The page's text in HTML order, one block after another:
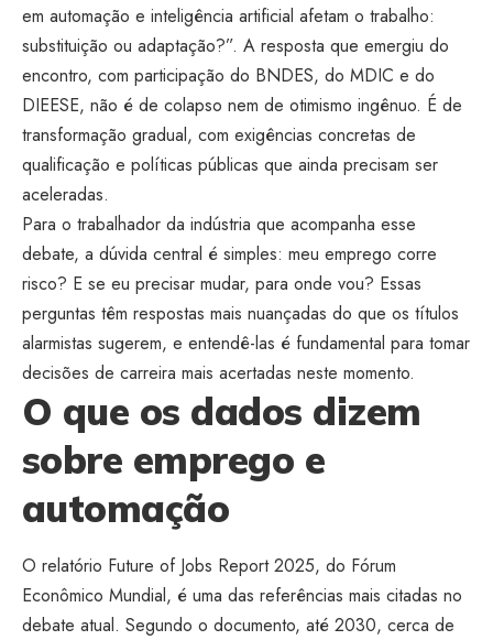
em automação e inteligência artificial afetam o trabalho:
substituição ou adaptação?”. A resposta que emergiu do
encontro, com participação do BNDES, do MDIC e do
DIEESE, não é de colapso nem de otimismo ingênuo. É de
transformação gradual, com exigências concretas de
qualificação e políticas públicas que ainda precisam ser
aceleradas.
Para o trabalhador da indústria que acompanha esse
debate, a dúvida central é simples: meu emprego corre
risco? E se eu precisar mudar, para onde vou? Essas
perguntas têm respostas mais nuançadas do que os títulos
alarmistas sugerem, e entendê-las é fundamental para tomar
decisões de carreira mais acertadas neste momento.
O que os dados dizem
sobre emprego e
automação
O relatório Future of Jobs Report 2025, do Fórum
Econômico Mundial, é uma das referências mais citadas no
debate atual. Segundo o documento, até 2030, cerca de